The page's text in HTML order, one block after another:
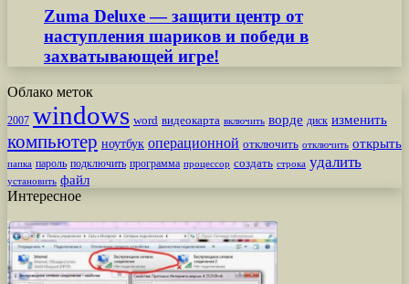
Zuma Deluxe — защити центр от
наступления шариков и победи в
захватывающей игре!
Облако меток
2007 windows word видеокарта включить ворде диск изменить
компьютер ноутбук операционной отключить отключить открыть
папка пароль подключить программа процессор создать строка удалить
установить файл
Интересное